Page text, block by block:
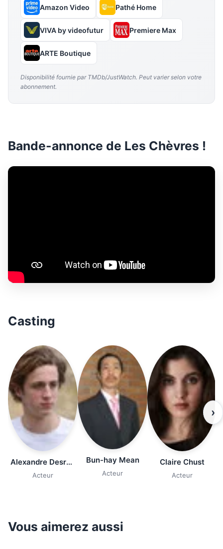
Amazon Video Pathé Home
VIVA by videofutur Premiere Max
ARTE Boutique
Disponibilité fournie par TMDb/JustWatch. Peut varier selon votre
abonnement.
Bande-annonce de Les Chèvres !
Casting
Alexandre Desrousseaux
Acteur
Bun-hay Mean
Acteur
Claire Chust
Acteur
›
Vous aimerez aussi